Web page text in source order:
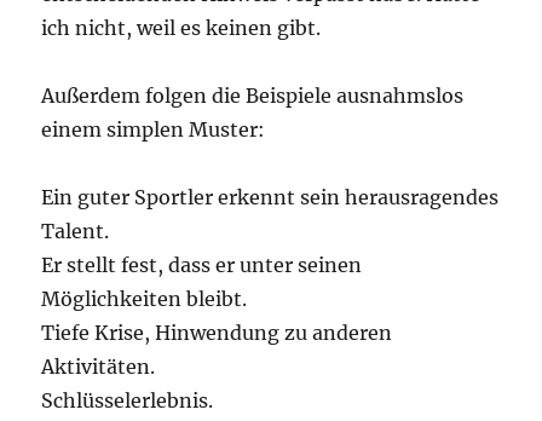
ich nicht, weil es keinen gibt.
Außerdem folgen die Beispiele ausnahmslos
einem simplen Muster:
Ein guter Sportler erkennt sein herausragendes
Talent.
Er stellt fest, dass er unter seinen
Möglichkeiten bleibt.
Tiefe Krise, Hinwendung zu anderen
Aktivitäten.
Schlüsselerlebnis.